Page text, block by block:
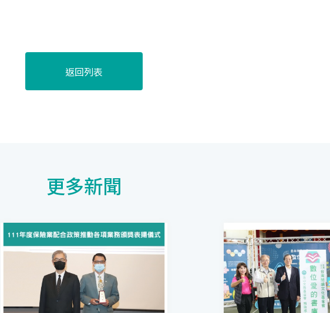
返回列表
更多新聞